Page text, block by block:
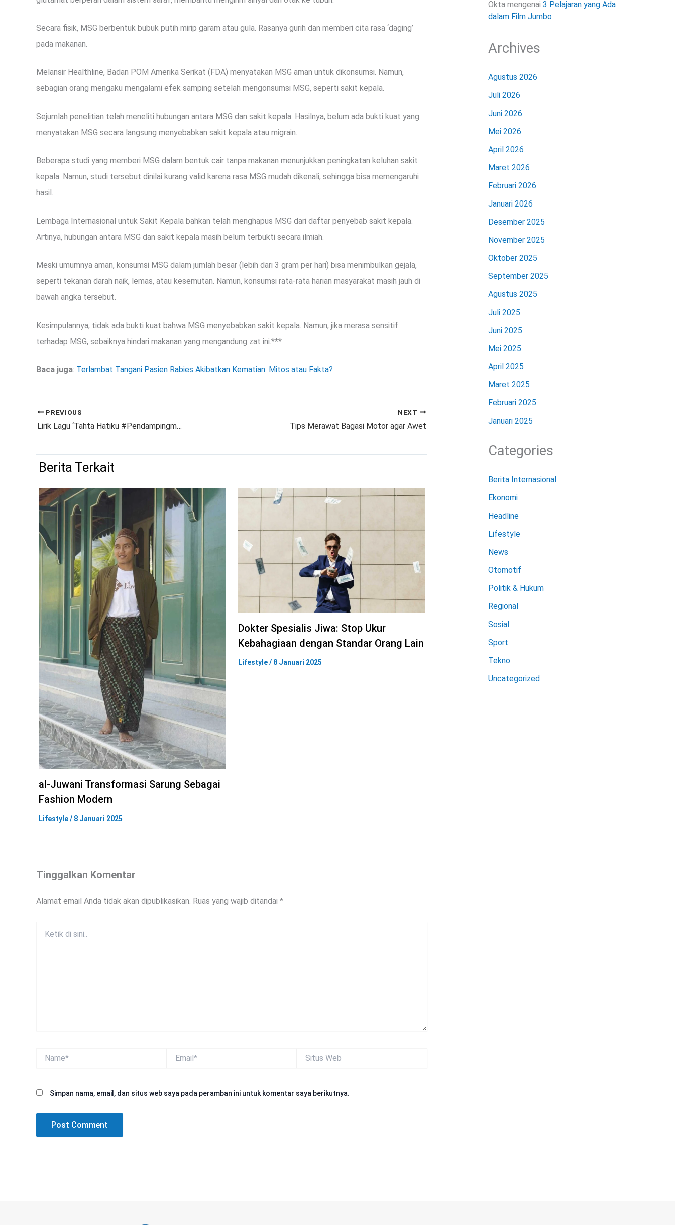
Secara fisik, MSG berbentuk bubuk putih mirip garam atau gula. Rasanya gurih dan memberi cita rasa ‘daging’
pada makanan.
Melansir Healthline, Badan POM Amerika Serikat (FDA) menyatakan MSG aman untuk dikonsumsi. Namun,
sebagian orang mengaku mengalami efek samping setelah mengonsumsi MSG, seperti sakit kepala.
Sejumlah penelitian telah meneliti hubungan antara MSG dan sakit kepala. Hasilnya, belum ada bukti kuat yang
menyatakan MSG secara langsung menyebabkan sakit kepala atau migrain.
Beberapa studi yang memberi MSG dalam bentuk cair tanpa makanan menunjukkan peningkatan keluhan sakit
kepala. Namun, studi tersebut dinilai kurang valid karena rasa MSG mudah dikenali, sehingga bisa memengaruhi
hasil.
Lembaga Internasional untuk Sakit Kepala bahkan telah menghapus MSG dari daftar penyebab sakit kepala.
Artinya, hubungan antara MSG dan sakit kepala masih belum terbukti secara ilmiah.
Meski umumnya aman, konsumsi MSG dalam jumlah besar (lebih dari 3 gram per hari) bisa menimbulkan gejala,
seperti tekanan darah naik, lemas, atau kesemutan. Namun, konsumsi rata-rata harian masyarakat masih jauh di
bawah angka tersebut.
Kesimpulannya, tidak ada bukti kuat bahwa MSG menyebabkan sakit kepala. Namun, jika merasa sensitif
terhadap MSG, sebaiknya hindari makanan yang mengandung zat ini.***
Baca juga: Terlambat Tangani Pasien Rabies Akibatkan Kematian: Mitos atau Fakta?
PREVIOUS
Lirik Lagu ‘Tahta Hatiku #Pendampingmu’ Fajar Noor
NEXT
Tips Merawat Bagasi Motor agar Awet
Berita Terkait
al-Juwani Transformasi Sarung Sebagai
Fashion Modern
Lifestyle/ 8 Januari 2025
Dokter Spesialis Jiwa: Stop Ukur
Kebahagiaan dengan Standar Orang Lain
Lifestyle/ 8 Januari 2025
Tinggalkan Komentar
Alamat email Anda tidak akan dipublikasikan. Ruas yang wajib ditandai *
Web
Simpan nama, email, dan situs web saya pada peramban ini untuk komentar saya berikutnya.
Okta mengenai 3 Pelajaran yang Ada
dalam Film Jumbo
Archives
Agustus 2026
Juli 2026
Juni 2026
Mei 2026
April 2026
Maret 2026
Februari 2026
Januari 2026
Desember 2025
November 2025
Oktober 2025
September 2025
Agustus 2025
Juli 2025
Juni 2025
Mei 2025
April 2025
Maret 2025
Februari 2025
Januari 2025
Categories
Berita Internasional
Ekonomi
Headline
Lifestyle
News
Otomotif
Politik & Hukum
Regional
Sosial
Sport
Tekno
Uncategorized